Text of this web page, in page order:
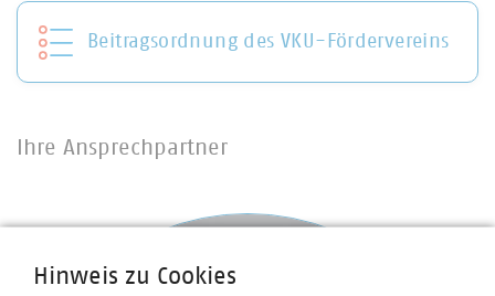
Beitragsordnung des VKU-Fördervereins
Ihre Ansprechpartner
Hinweis zu Cookies